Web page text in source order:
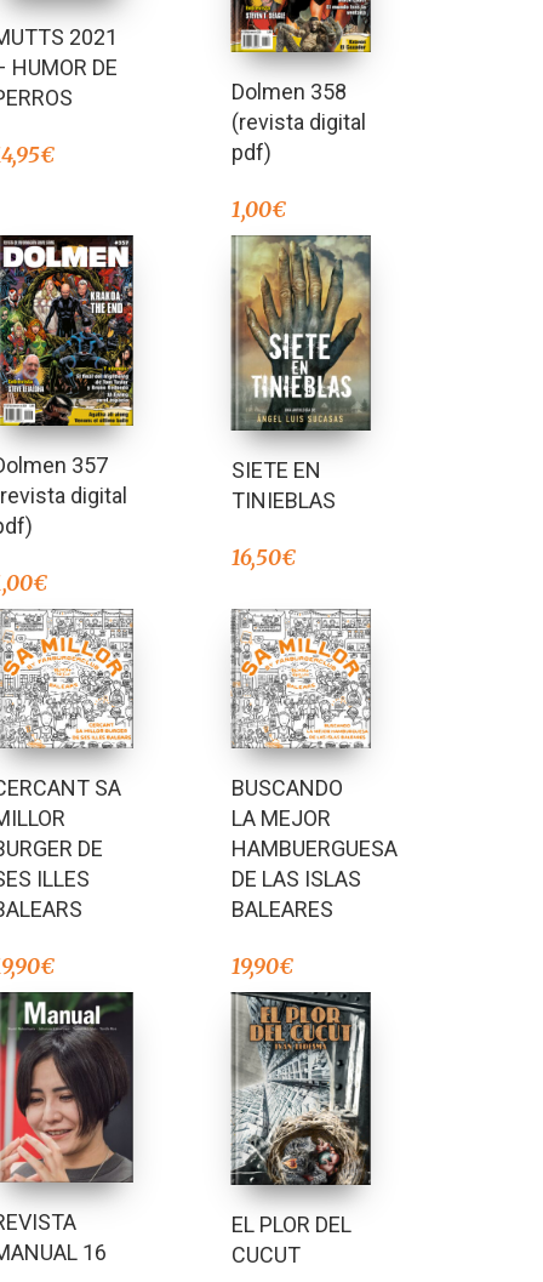
2021
HUMOR DE
€
Dolmen 358
(revista digital
pdf)
1,00€
357
digital
€
SIETE EN
TINIEBLAS
16,50€
SA
DE
ILLES
€
BUSCANDO
LA MEJOR
HAMBUERGUESA
DE LAS ISLAS
BALEARES
19,90€
16
EL PLOR DEL
CUCUT